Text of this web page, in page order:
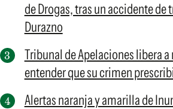
de Drogas, tras un accidente de
Durazno
Tribunal de Apelaciones libera
entender que su crimen
Alertas naranja y amarilla de